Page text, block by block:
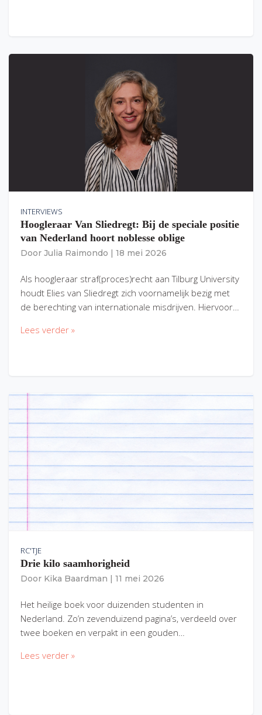
INTERVIEWS
Hoogleraar Van Sliedregt: Bij de speciale positie
van Nederland hoort noblesse oblige
Door Julia Raimondo 18 mei 2026
Als hoogleraar straf(proces)recht aan Tilburg University
houdt Elies van Sliedregt zich voornamelijk bezig met
de berechting van internationale misdrijven. Hiervoor…
Lees verder »
RC'TJE
Drie kilo saamhorigheid
Door Kika Baardman 11 mei 2026
Het heilige boek voor duizenden studenten in
Nederland. Zo’n zevenduizend pagina’s, verdeeld over
twee boeken en verpakt in een gouden…
Lees verder »